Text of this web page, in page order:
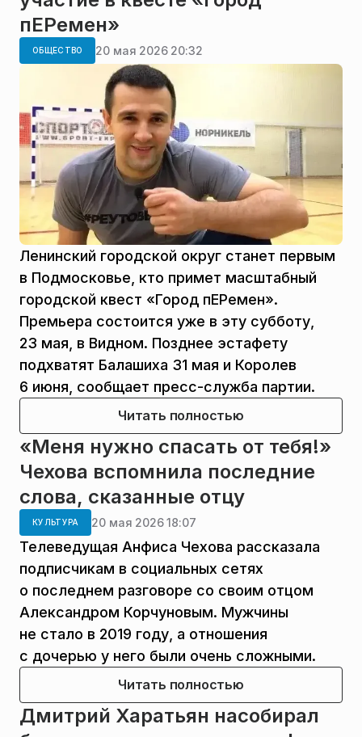
пЕРемен»
ОБЩЕСТВО 20 мая 2026 20:32
Ленинский городской округ станет первым
в Подмосковье, кто примет масштабный
городской квест «Город пЕРемен».
Премьера состоится уже в эту субботу,
23 мая, в Видном. Позднее эстафету
подхватят Балашиха 31 мая и Королев
6 июня, сообщает пресс-служба партии.
Читать полностью
«Меня нужно спасать от тебя!»
Чехова вспомнила последние
слова, сказанные отцу
КУЛЬТУРА 20 мая 2026 18:07
Телеведущая Анфиса Чехова рассказала
подписчикам в социальных сетях
о последнем разговоре со своим отцом
Александром Корчуновым. Мужчины
не стало в 2019 году, а отношения
с дочерью у него были очень сложными.
Читать полностью
Дмитрий Харатьян насобирал